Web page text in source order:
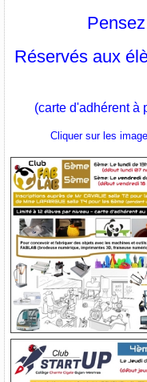
Réservés aux
(carte d'adhérent à
Cliquer sur les